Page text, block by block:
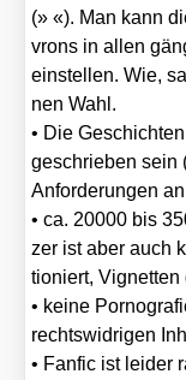
(» «). Man kann
vrons in allen
ein­stel­len. Wie,
nen Wahl.
• Die
geschrie­ben sein
Anfor­de­run­gen
• ca. 20000 bis
zer ist aber auch
tio­niert, Vignet­ten
• kei­ne
rechts­wid­ri­gen
• Fan­fic ist lei­der